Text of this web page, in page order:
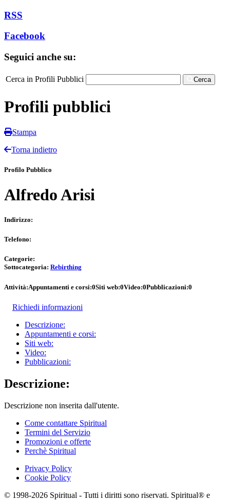
RSS
Facebook
Seguici anche su:
Cerca in Profili Pubblici Cerca
Profili pubblici
Stampa
Torna indietro
Profilo Pubblico
Alfredo Arisi
Indirizzo:
Telefono:
Categorie:
Sottocategoria: Rebirthing
Attività:Appuntamenti e corsi:0Siti web:0Video:0Pubblicazioni:0
Richiedi informazioni
Descrizione:
Appuntamenti e corsi:
Siti web:
Video:
Pubblicazioni:
Descrizione:
Descrizione non inserita dall'utente.
Come contattare Spiritual
Termini del Servizio
Promozioni e offerte
Perchè Spiritual
Privacy Policy
Cookie Policy
© 1998-2026 Spiritual - Tutti i diritti sono riservati. Spiritual® e